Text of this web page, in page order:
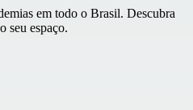
em todo o Brasil. Descubra
seu espaço.